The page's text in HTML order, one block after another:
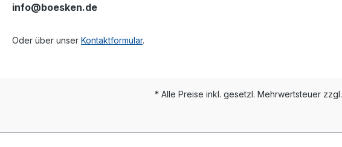
info@boesken.de
Oder über unser Kontaktformular.
* Alle Preise inkl. gesetzl. Mehrwertsteuer zzgl.